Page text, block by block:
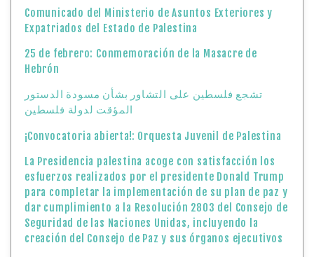
Comunicado del Ministerio de Asuntos Exteriores y
Expatriados del Estado de Palestina
25 de febrero: Conmemoración de la Masacre de
Hebrón
تشجع فلسطين على التشاور بشأن مسودة الدستور
المؤقت لدولة فلسطين
¡Convocatoria abierta!: Orquesta Juvenil de Palestina
La Presidencia palestina acoge con satisfacción los
esfuerzos realizados por el presidente Donald Trump
para completar la implementación de su plan de paz y
dar cumplimiento a la Resolución 2803 del Consejo de
Seguridad de las Naciones Unidas, incluyendo la
creación del Consejo de Paz y sus órganos ejecutivos